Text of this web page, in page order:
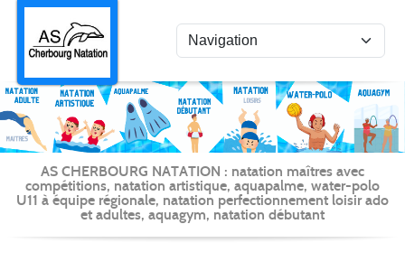
AS CHERBOURG NATATION : natation maîtres avec
compétitions, natation artistique, aquapalme, water-polo
U11 à équipe régionale, natation perfectionnement loisir ado
et adultes, aquagym, natation débutant
Panneau de gestion des cookies